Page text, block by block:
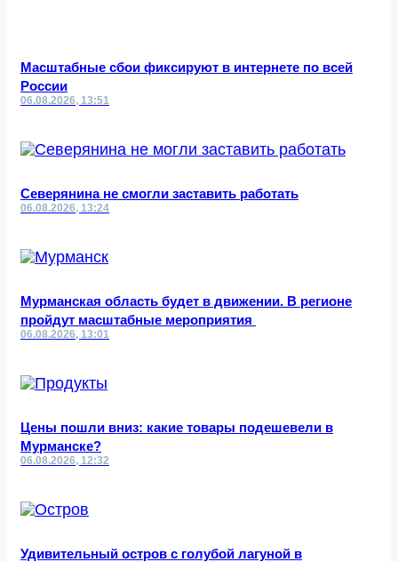
Масштабные сбои фиксируют в интернете по всей
России
06.08.2026, 13:51
Северянина не смогли заставить работать
06.08.2026, 13:24
Мурманская область будет в движении. В регионе
пройдут масштабные мероприятия
06.08.2026, 13:01
Цены пошли вниз: какие товары подешевели в
Мурманске?
06.08.2026, 12:32
Удивительный остров с голубой лагуной в